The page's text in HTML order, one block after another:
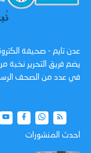
يضم فريق التحرير نخبة
في عدد من الصحف
احدث المنشورات